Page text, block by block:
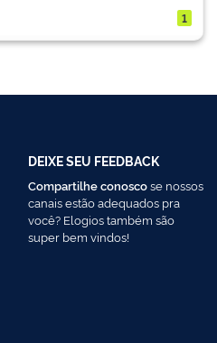
1
DEIXE SEU FEEDBACK
Compartilhe conoscose nossos
canais estão adequados pra
você? Elogios também são
super bem vindos!